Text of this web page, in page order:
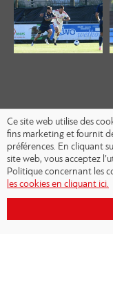
Ce site web utilise des
fins marketing et fournit
préférences. En cliquant
site web, vous acceptez
Politique concernant les
les cookies en cliquant ici.